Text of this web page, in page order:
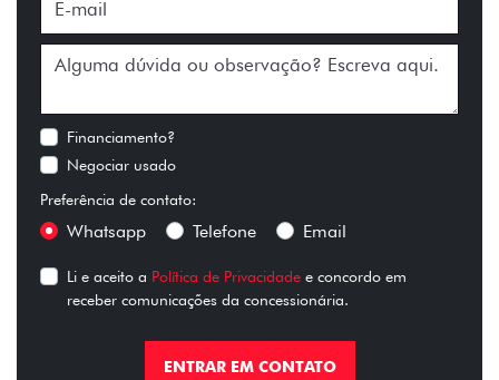
Financiamento?
Negociar usado
Preferência de contato:
Whatsapp Telefone Email
Li e aceito a Política de Privacidade e concordo em
receber comunicações da concessionária.
ENTRAR EM CONTATO